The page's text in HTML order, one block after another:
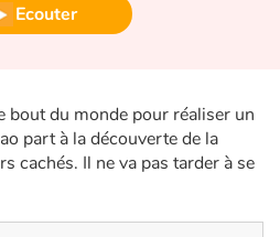
aventure
Ecouter
bout du monde pour réaliser un
part à la découverte de la
cachés. Il ne va pas tarder à se